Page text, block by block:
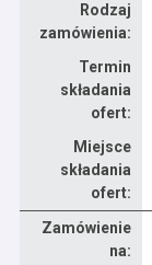
Rodzaj
zamówienia:
Termin
składania
ofert:
Miejsce
składania
ofert:
Zamówienie
na: